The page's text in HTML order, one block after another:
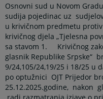
Osnovni sud u Novom
sudija pojedinac uz
u krivičnom predmetu
krivičnog djela „Tjelesna
sa stavom 1.
Krivičnog
glasnik Republike Srpske“
9/24,105/24,19/25 i 18/25 u
po optužnici OJT Prijedor
25.12.2025.godine, nakon